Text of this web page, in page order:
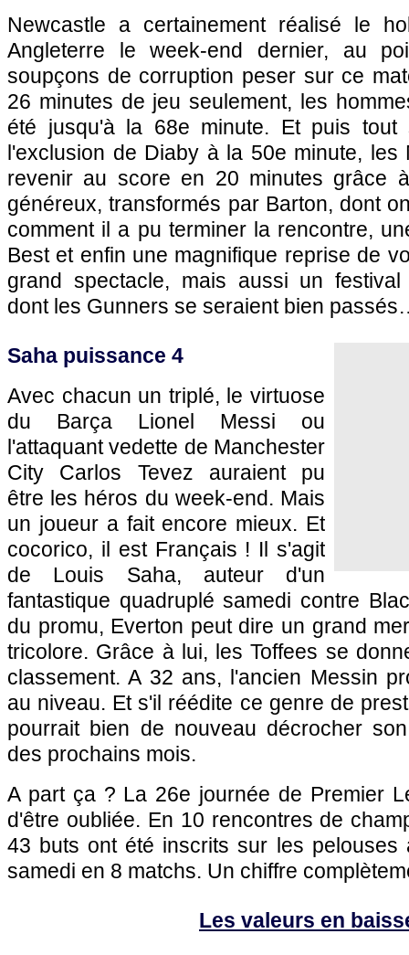
Newcastle a certainement réalisé le
Angleterre le week-end dernier, au
soupçons de corruption peser sur ce
26 minutes de jeu seulement, les
été jusqu'à la 68e minute. Et puis tout
l'exclusion de Diaby à la 50e minute, les
revenir au score en 20 minutes grâce
généreux, transformés par Barton, dont
comment il a pu terminer la rencontre,
Best et enfin une magnifique reprise de
grand spectacle, mais aussi un festival
dont les Gunners se seraient bien
Saha puissance 4
Avec chacun un triplé, le virtuose
du Barça Lionel Messi ou
l'attaquant vedette de Manchester
City Carlos Tevez auraient pu
être les héros du week-end. Mais
un joueur a fait encore mieux. Et
cocorico, il est Français ! Il s'agit
de Louis Saha, auteur d'un
fantastique quadruplé samedi contre
du promu, Everton peut dire un grand
tricolore. Grâce à lui, les Toffees se
classement. A 32 ans, l'ancien Messin
au niveau. Et s'il réédite ce genre de
pourrait bien de nouveau décrocher
des prochains mois.
A part ça ? La 26e journée de Premier
d'être oubliée. En 10 rencontres de
43 buts ont été inscrits sur les pelouses
samedi en 8 matchs. Un chiffre
Les valeurs en